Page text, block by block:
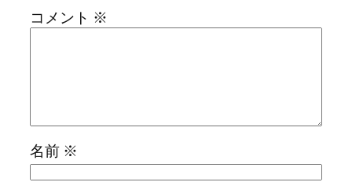
コメント ※
名前 ※